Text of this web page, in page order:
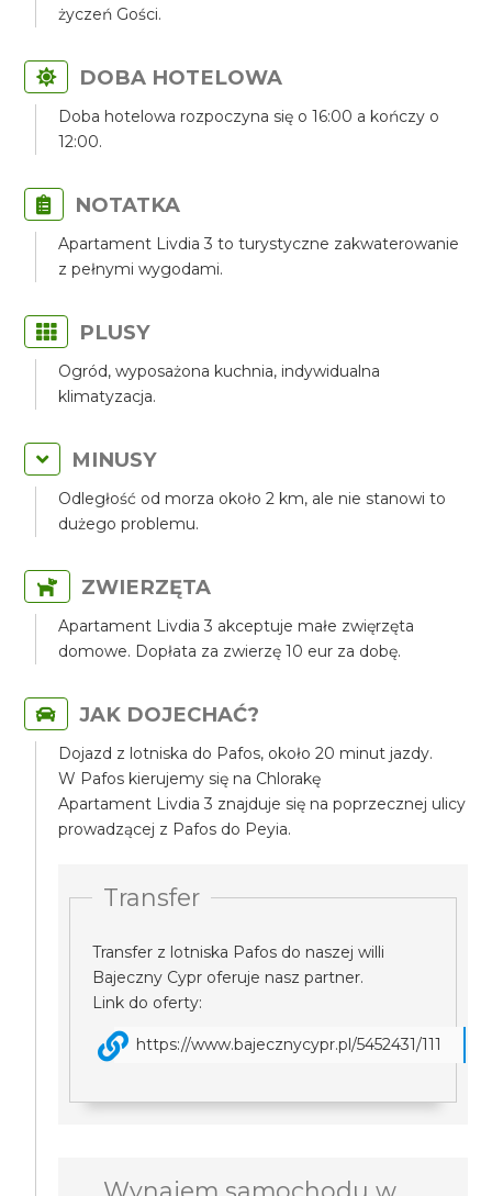
życzeń Gości.
DOBA HOTELOWA
Doba hotelowa rozpoczyna się o 16:00 a kończy o
12:00.
NOTATKA
Apartament Livdia 3 to turystyczne zakwaterowanie
z pełnymi wygodami.
PLUSY
Ogród, wyposażona kuchnia, indywidualna
klimatyzacja.
MINUSY
Odległość od morza około 2 km, ale nie stanowi to
dużego problemu.
ZWIERZĘTA
Apartament Livdia 3 akceptuje małe zwięrzęta
domowe. Dopłata za zwierzę 10 eur za dobę.
JAK DOJECHAĆ?
Dojazd z lotniska do Pafos, około 20 minut jazdy.
W Pafos kierujemy się na Chlorakę
Apartament Livdia 3 znajduje się na poprzecznej ulicy
prowadzącej z Pafos do Peyia.
Transfer
Transfer z lotniska Pafos do naszej willi
Bajeczny Cypr oferuje nasz partner.
Link do oferty:
https://www.bajecznycypr.pl/5452431/111